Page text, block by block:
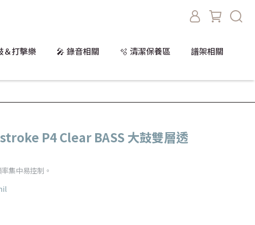
＆打擊樂 🎤 錄音相關 🫧 清潔保養區
譜架相關
P4 Clear BASS 大鼓雙層透
集中易控制。